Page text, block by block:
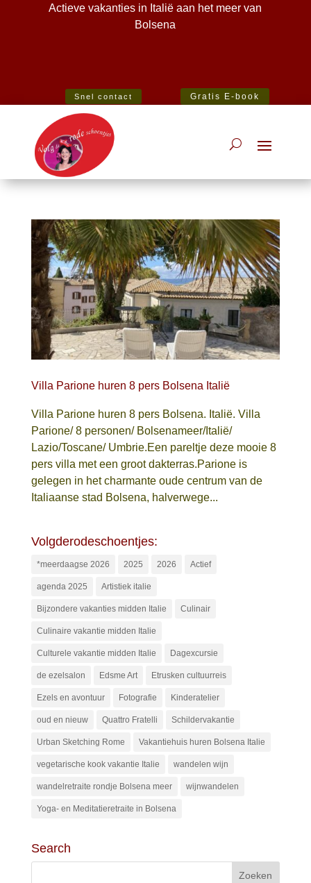
Actieve vakanties in Italië aan het meer van
Bolsena
Snel contact Gratis E-book
Villa Parione huren 8 pers Bolsena Italië
Villa Parione huren 8 pers Bolsena. Italië. Villa
Parione/ 8 personen/ Bolsenameer/Italië/
Lazio/Toscane/ Umbrie.Een pareltje deze mooie 8
pers villa met een groot dakterras.Parione is
gelegen in het charmante oude centrum van de
Italiaanse stad Bolsena, halverwege...
Volgderodeschoentjes:
*meerdaagse 2026 2025 2026 Actief
agenda 2025 Artistiek italie
Bijzondere vakanties midden Italie Culinair
Culinaire vakantie midden Italie
Culturele vakantie midden Italie Dagexcursie
de ezelsalon Edsme Art Etrusken cultuurreis
Ezels en avontuur Fotografie Kinderatelier
oud en nieuw Quattro Fratelli Schildervakantie
Urban Sketching Rome Vakantiehuis huren Bolsena Italie
vegetarische kook vakantie Italie wandelen wijn
wandelretraite rondje Bolsena meer wijnwandelen
Yoga- en Meditatieretraite in Bolsena
Search